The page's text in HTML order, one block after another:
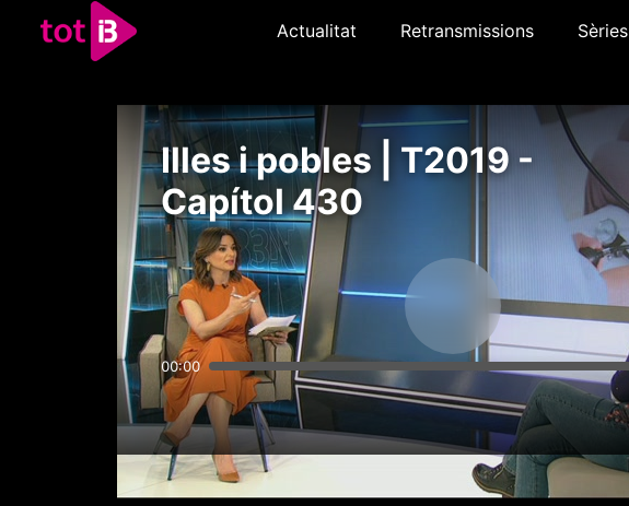
Actualitat Retransmissions Sèries
Illes i pobles | T2019 -
Capítol 430
00:00